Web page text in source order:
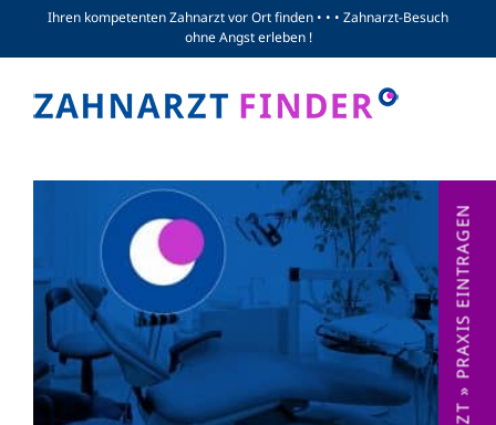
Inhalt
springen
Ihren kompetenten Zahnarzt vor Ort finden • • • Zahnarzt-Besuch
ohne Angst erleben !
ZAHNARZT » PRAXIS EINTRAGEN